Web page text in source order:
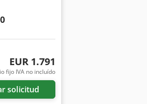
EUR 1.791
fijo IVA no incluído
solicitud